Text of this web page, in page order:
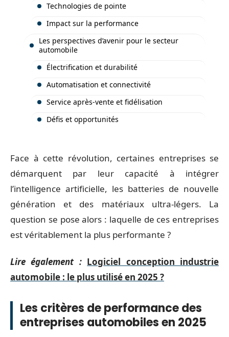
Technologies de pointe
Impact sur la performance
Les perspectives d’avenir pour le secteur
automobile
Électrification et durabilité
Automatisation et connectivité
Service après-vente et fidélisation
Défis et opportunités
Face à cette révolution, certaines entreprises se
démarquent par leur capacité à intégrer
l’intelligence artificielle, les batteries de nouvelle
génération et des matériaux ultra-légers. La
question se pose alors : laquelle de ces entreprises
est véritablement la plus performante ?
Lire également : Logiciel conception industrie
automobile : le plus utilisé en 2025 ?
Les critères de performance des
entreprises automobiles en 2025